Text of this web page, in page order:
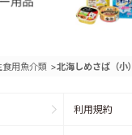
食用魚介類 >北海しめさば（小）
利用規約